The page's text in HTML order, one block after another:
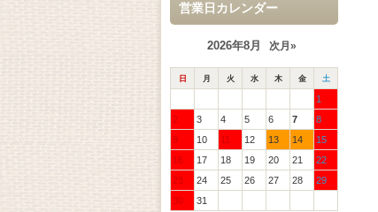
営業日カレンダー
2026年8月 次月»
日 月 火 水 木 金 土
1
2
3 4 5 6 7
8
9
10 11 12 13 14
15
16
17 18 19 20 21
22
23
24 25 26 27 28
29
30
31